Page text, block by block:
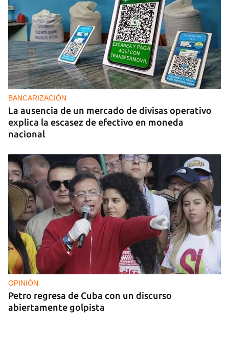
BANCARIZACIÓN
La ausencia de un mercado de divisas operativo
explica la escasez de efectivo en moneda
nacional
OPINIÓN
Petro regresa de Cuba con un discurso
abiertamente golpista